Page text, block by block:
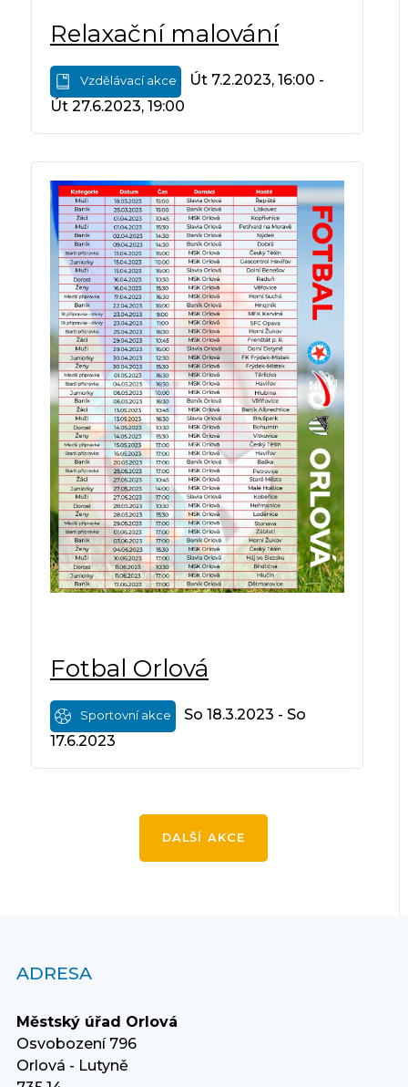
Relaxační malování
Vzdělávací akce
Út 7.2.2023, 16:00 -
Út 27.6.2023, 19:00
Fotbal Orlová
Sportovní akce
So 18.3.2023 - So
17.6.2023
DALŠÍ AKCE
ADRESA
Městský úřad Orlová
Osvobození 796
Orlová - Lutyně